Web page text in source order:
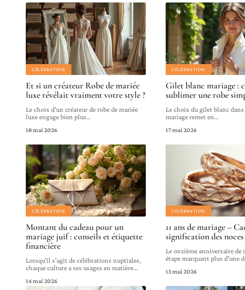
CÉLÉBRATION
Et si un créateur Robe de mariée
luxe révélait vraiment votre style ?
Le choix d'un créateur de robe de mariée
luxe engage bien plus…
18 mai 2026
CÉLÉBRATION
Gilet blanc mariage :
sublimer une robe
Le choix du gilet blanc dans
mariage remet en…
17 mai 2026
CÉLÉBRATION
Montant du cadeau pour un
mariage juif : conseils et étiquette
financière
Lorsqu'il s'agit de célébrations nuptiales,
chaque culture a ses usages en matière…
14 mai 2026
CÉLÉBRATION
11 ans de mariage –
signification des
Le onzième anniversaire de
étape marquant plus d'une
13 mai 2026